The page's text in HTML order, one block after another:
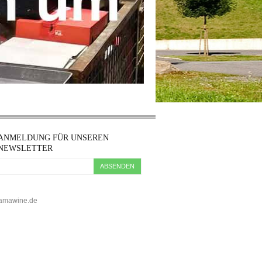
FÜR UNSEREN
ABSENDEN